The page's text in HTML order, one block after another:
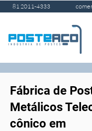
81 2011-4333
Fábrica de
Metálicos
cônico em